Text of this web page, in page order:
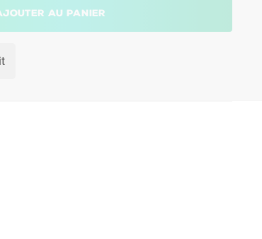
au panier